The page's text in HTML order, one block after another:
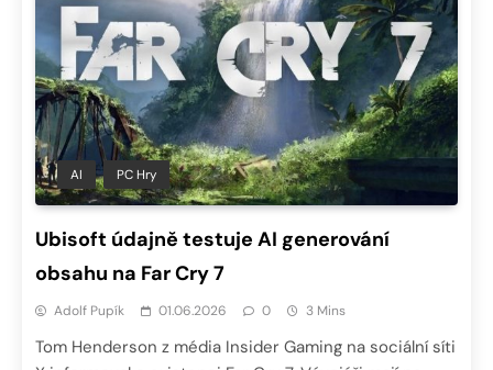
AI PC Hry
Ubisoft údajně testuje AI generování
obsahu na Far Cry 7
Adolf Pupík 01.06.2026 0 3 Mins
Tom Henderson z média Insider Gaming na sociální síti